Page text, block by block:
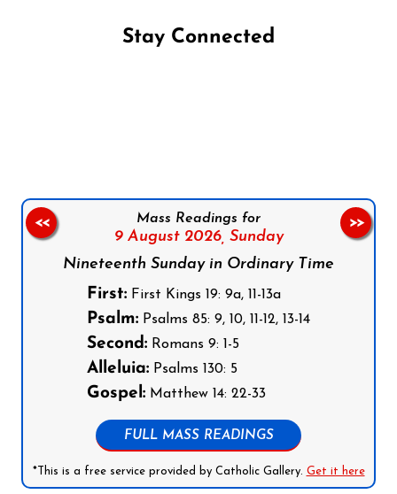
Stay Connected
Mass Readings for
9 August 2026, Sunday
Nineteenth Sunday in Ordinary Time
First: First Kings 19: 9a, 11-13a
Psalm: Psalms 85: 9, 10, 11-12, 13-14
Second: Romans 9: 1-5
Alleluia: Psalms 130: 5
Gospel: Matthew 14: 22-33
FULL MASS READINGS
*This is a free service provided by Catholic Gallery. Get it here
<< >>